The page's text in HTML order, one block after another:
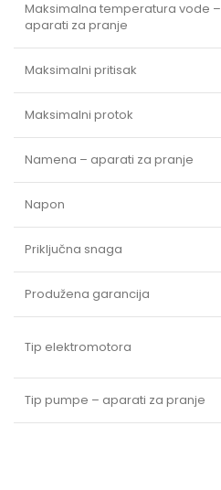
Maksimalna temperatura vode –
aparati za pranje
Maksimalni pritisak
Maksimalni protok
Namena – aparati za pranje
Napon
Priključna snaga
Produžena garancija
Tip elektromotora
Tip pumpe – aparati za pranje